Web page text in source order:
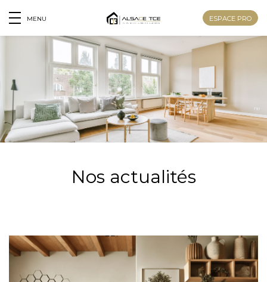
MENU ESPACE PRO
Nos actualités